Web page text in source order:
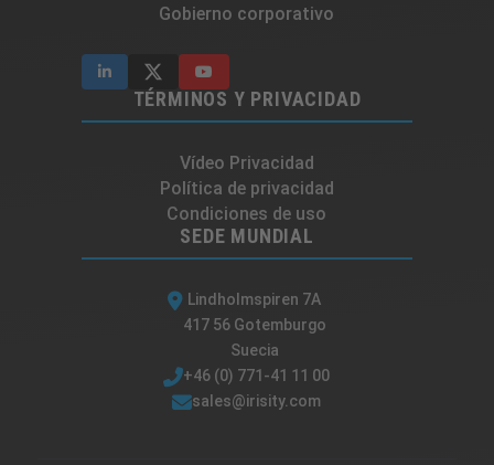
Gobierno corporativo
TÉRMINOS Y PRIVACIDAD
Vídeo Privacidad
Política de privacidad
Condiciones de uso
SEDE MUNDIAL
Lindholmspiren 7A
417 56 Gotemburgo
Suecia
+46 (0) 771-41 11 00
sales@irisity.com